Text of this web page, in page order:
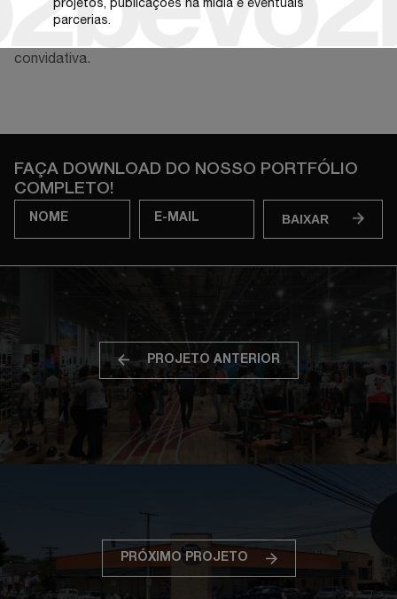
projetos, publicações na mídia e eventuais
parcerias.
A Área de vendas, de aproximadamente, 700m² possui
convidativa.
FAÇA DOWNLOAD DO NOSSO PORTFÓLIO
COMPLETO!
BAIXAR
PROJETO ANTERIOR
PRÓXIMO PROJETO